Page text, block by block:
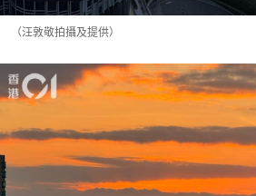
（汪敦敬拍攝及提供）